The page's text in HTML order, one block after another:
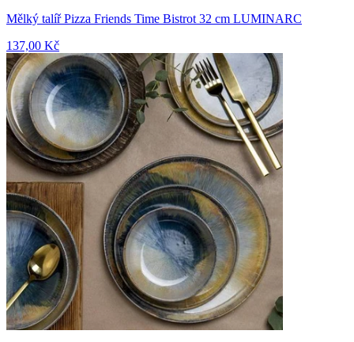
Mělký talíř Pizza Friends Time Bistrot 32 cm LUMINARC
137,00 Kč